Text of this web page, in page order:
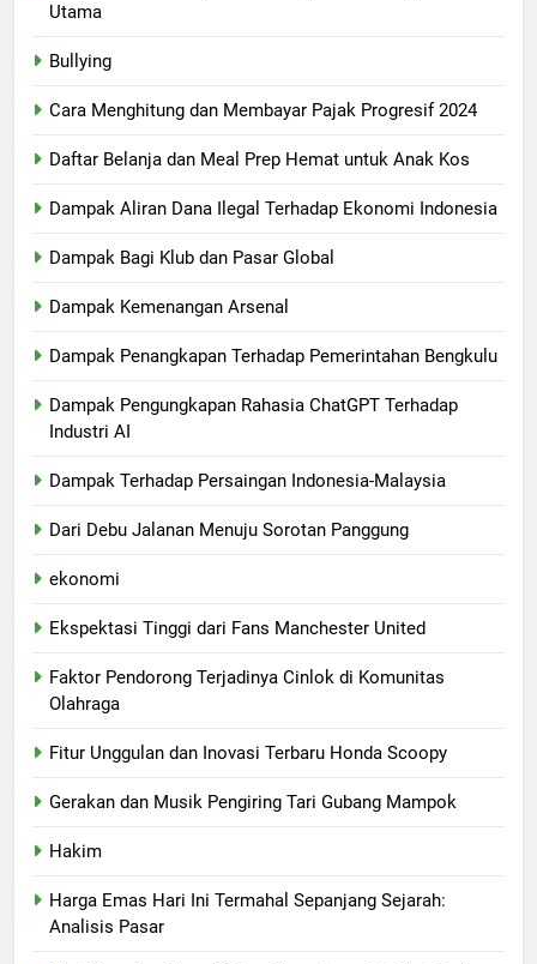
Utama
Bullying
Cara Menghitung dan Membayar Pajak Progresif 2024
Daftar Belanja dan Meal Prep Hemat untuk Anak Kos
Dampak Aliran Dana Ilegal Terhadap Ekonomi Indonesia
Dampak Bagi Klub dan Pasar Global
Dampak Kemenangan Arsenal
Dampak Penangkapan Terhadap Pemerintahan Bengkulu
Dampak Pengungkapan Rahasia ChatGPT Terhadap
Industri AI
Dampak Terhadap Persaingan Indonesia-Malaysia
Dari Debu Jalanan Menuju Sorotan Panggung
ekonomi
Ekspektasi Tinggi dari Fans Manchester United
Faktor Pendorong Terjadinya Cinlok di Komunitas
Olahraga
Fitur Unggulan dan Inovasi Terbaru Honda Scoopy
Gerakan dan Musik Pengiring Tari Gubang Mampok
Hakim
Harga Emas Hari Ini Termahal Sepanjang Sejarah:
Analisis Pasar